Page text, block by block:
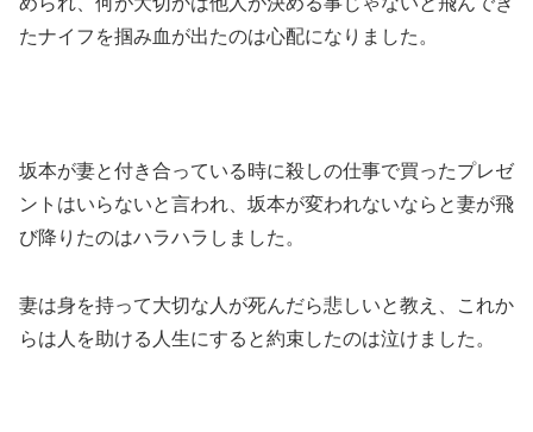
たナイフを掴み血が出たのは心配になりました。
坂本が妻と付き合っている時に殺しの仕事で買ったプレゼ
ントはいらないと言われ、坂本が変われないならと妻が飛
び降りたのはハラハラしました。
妻は身を持って大切な人が死んだら悲しいと教え、これか
らは人を助ける人生にすると約束したのは泣けました。